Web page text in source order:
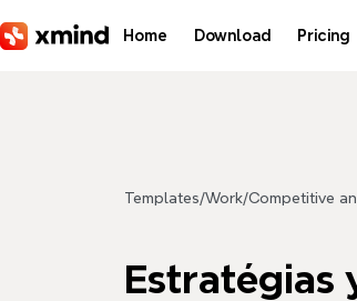
Home Download Pricing
Templates/Work/Competitive
Estratégias